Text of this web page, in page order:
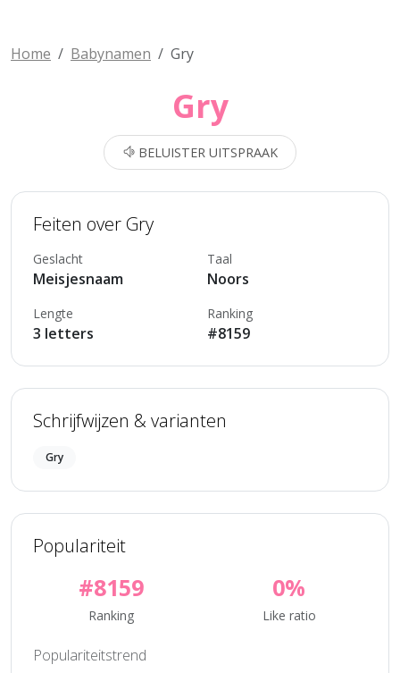
Home Babynamen Gry
Gry
BELUISTER UITSPRAAK
Feiten over Gry
Geslacht
Meisjesnaam
Taal
Noors
Lengte
3 letters
Ranking
#8159
Schrijfwijzen & varianten
Gry
Populariteit
#8159
Ranking
0%
Like ratio
Populariteitstrend